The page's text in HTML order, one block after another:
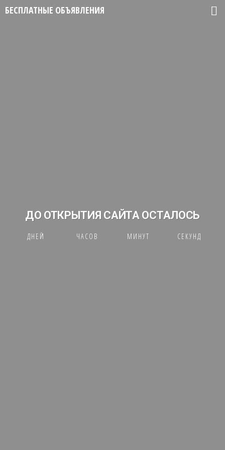
БЕСПЛАТНЫЕ ОБЪЯВЛЕНИЯ
ДО ОТКРЫТИЯ САЙТА ОСТАЛОСЬ
ДНЕЙ ЧАСОВ МИНУТ СЕКУНД